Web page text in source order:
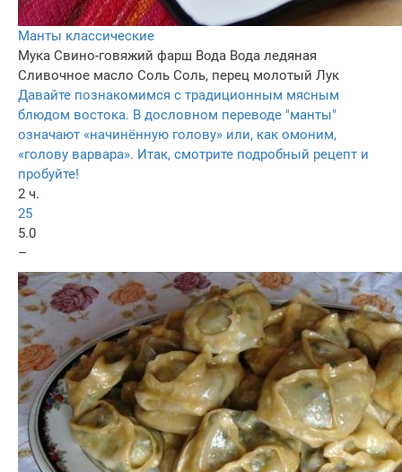
Манты классические
Мука Свино-говяжий фарш Вода Вода ледяная
Сливочное масло Соль Соль, перец молотый Лук
Давайте познакомимся с традиционным мясным
блюдом востока. В дословном переводе "манты"
означают «начинённую голову» или, как омоним,
«голову варвара». Итак, смотрите подробный рецепт и
пробуйте!
2 ч.
25
5.0
–